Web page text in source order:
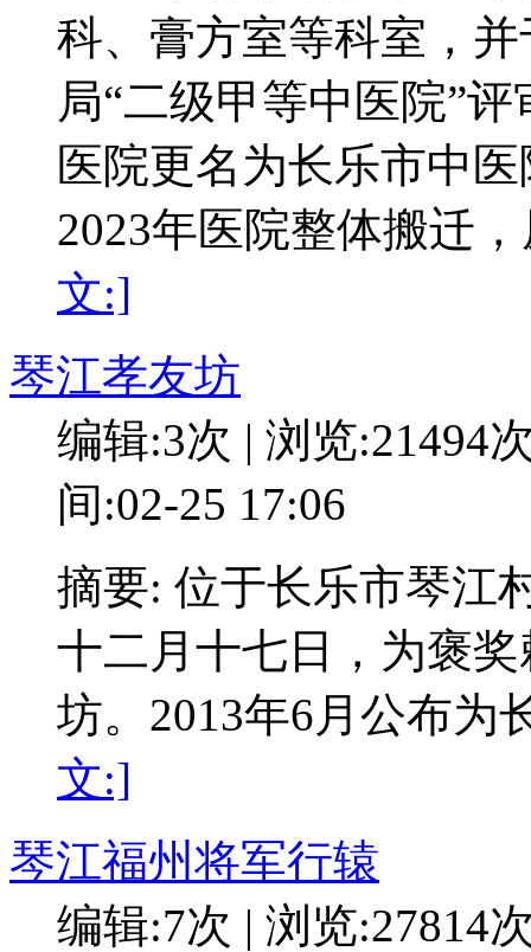
科、膏方室等科室，
局“二级甲等中医院”
医院更名为长乐市中
2023年医院整体搬迁
文:]
琴江孝友坊
编辑:3次 | 浏览:21494
间:02-25 17:06
摘要: 位于长乐市琴江
十二月十七日，为褒
坊。2013年6月公布为
文:]
琴江福州将军行辕
编辑:7次 | 浏览:27814